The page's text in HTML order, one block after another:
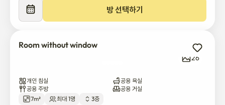
트시 월 3만원 입니다.😆
라운지에 있는 접이식 의자는 개별 사용 가능합니다. 다만, 사용하
8. 청소기가 현관 우측에 비치되어 있으니 자유롭게 이용하시면 됩
니다.😏
방 선택하기
Room without window
26
개인 침실
공용 욕실
공용 주방
공용 거실
7m²
최대 1명 3층